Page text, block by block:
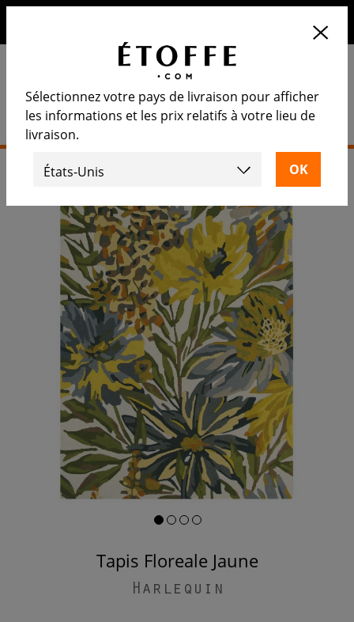
Tapis Floreale Jaune
Harlequin
Sélectionnez votre pays de livraison pour afficher
les informations et les prix relatifs à votre lieu de
livraison.